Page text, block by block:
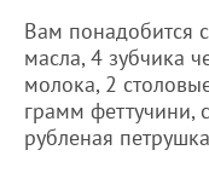
Вам понадобится
масла, 4 зубчика
молока, 2
грамм феттучини,
рубленая